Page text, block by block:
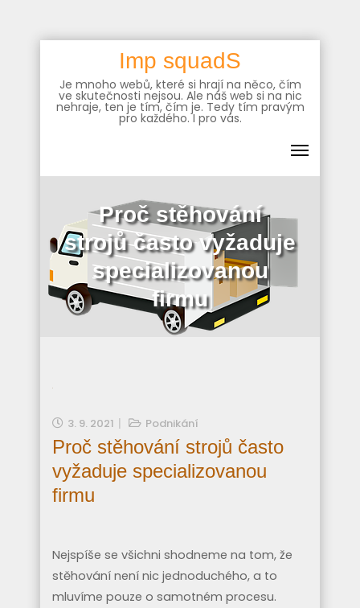
content
Imp squadS
Je mnoho webů, které si hrají na něco, čím
ve skutečnosti nejsou. Ale náš web si na nic
nehraje, ten je tím, čím je. Tedy tím pravým
pro každého. I pro vás.
Proč stěhování
strojů často vyžaduje
specializovanou
firmu
3. 9. 2021 Podnikání
Proč stěhování strojů často
vyžaduje specializovanou
firmu
Nejspíše se všichni shodneme na tom, že
stěhování není nic jednoduchého, a to
mluvíme pouze o samotném procesu.